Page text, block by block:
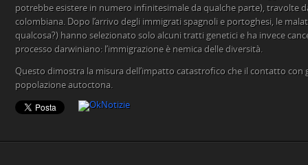
potrebbe esistere in numero infinitesimale da qualche parte), travolte
colombiana. Dopo l’arrivo degli immigrati spagnoli e portoghesi, le
qualcosa?) hanno selezionato solo alcuni tratti genetici e ha invece
processo darwiniano: l’immigrazione è nemica delle diversità.
Questo dimostra la misura dell’impatto catastrofico che il contatto con
popolazione autoctona.